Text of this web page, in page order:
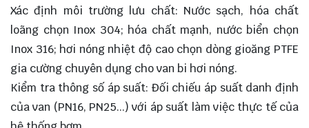
Xác định môi trường lưu chất: Nước sạch, hóa chất
loãng chọn Inox 304; hóa chất mạnh, nước biển chọn
Inox 316; hơi nóng nhiệt độ cao chọn dòng gioăng PTFE
gia cường chuyên dụng cho van bi hơi nóng.
Kiểm tra thông số áp suất: Đối chiếu áp suất danh định
của van (PN16, PN25...) với áp suất làm việc thực tế của